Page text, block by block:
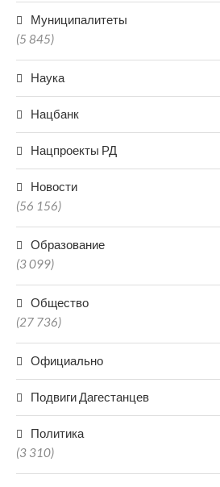
Муниципалитеты
(5 845)
Наука
Нацбанк
Нацпроекты РД
Новости
(56 156)
Образование
(3 099)
Общество
(27 736)
Официально
Подвиги Дагестанцев
Политика
(3 310)